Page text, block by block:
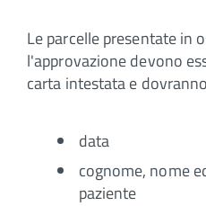
Le parcelle presentate in
l'approvazione devono
carta intestata e
data
cognome, nome
paziente